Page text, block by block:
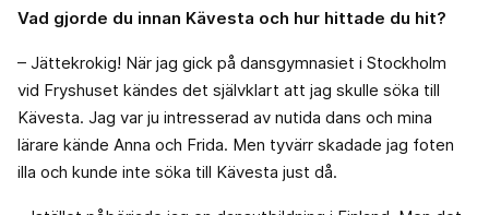
Vad gjorde du innan Kävesta och hur hittade du hit?
– Jättekrokig! När jag gick på dansgymnasiet i Stockholm
vid Fryshuset kändes det självklart att jag skulle söka till
Kävesta. Jag var ju intresserad av nutida dans och mina
lärare kände Anna och Frida. Men tyvärr skadade jag foten
illa och kunde inte söka till Kävesta just då.